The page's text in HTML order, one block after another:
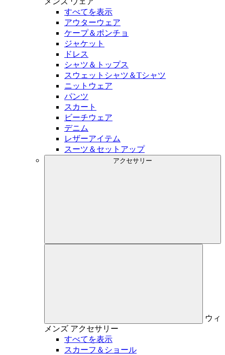
すべてを表示
アウターウェア
ケープ＆ポンチョ
ジャケット
ドレス
シャツ＆トップス
スウェットシャツ＆Tシャツ
ニットウェア
パンツ
スカート
ビーチウェア
デニム
レザーアイテム
スーツ＆セットアップ
アクセサリー
ウィ
メンズ アクセサリー
すべてを表示
スカーフ＆ショール